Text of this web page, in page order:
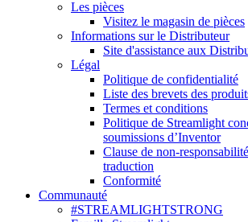
Les pièces
Visitez le magasin de pièces
Informations sur le Distributeur
Site d'assistance aux
Légal
Politique de confidentialité
Liste des brevets des
Termes et conditions
Politique de Streamlight
soumissions d’Inventor
Clause de non-
traduction
Conformité
Communauté
#STREAMLIGHTSTRONG